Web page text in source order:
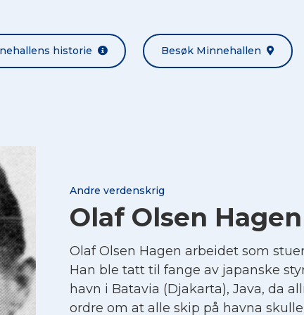
historie Besøk Minnehallen
Andre verdenskrig
Olaf Olsen Hagen
Olaf Olsen Hagen arbeidet som
Han ble tatt til fange av japanske
havn i Batavia (Djakarta), Java, da
ordre om at alle skip på havna